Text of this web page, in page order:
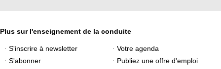
Plus sur l'enseignement de la conduite
S'inscrire à newsletter
Votre agenda
S'abonner
Publiez une offre d'emploi